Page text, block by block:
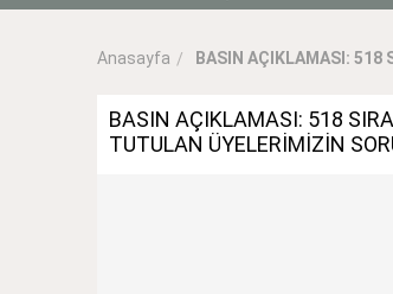
Anasayfa BASIN AÇIKLAMASI: 518
BASIN AÇIKLAMASI: 518
TUTULAN ÜYELERİMİZİN